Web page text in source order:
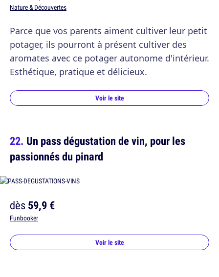
Nature & Découvertes
Parce que vos parents aiment cultiver leur petit
potager, ils pourront à présent cultiver des
aromates avec ce potager autonome d'intérieur.
Esthétique, pratique et délicieux.
Voir le site
Un pass dégustation de vin, pour les
passionnés du pinard
dès59,9 €
Funbooker
Voir le site